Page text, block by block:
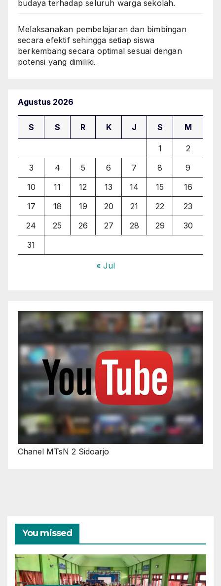
budaya terhadap seluruh warga sekolah.
Melaksanakan pembelajaran dan bimbingan
secara efektif sehingga setiap siswa
berkembang secara optimal sesuai dengan
potensi yang dimiliki.
Agustus 2026
S S R K J S M
1
2
3
4 5 6 7 8
9
10
11 12 13 14 15
16
17
18 19 20 21 22
23
24
25 26 27 28 29
30
31
« Jul
Chanel MTsN 2 Sidoarjo
You missed